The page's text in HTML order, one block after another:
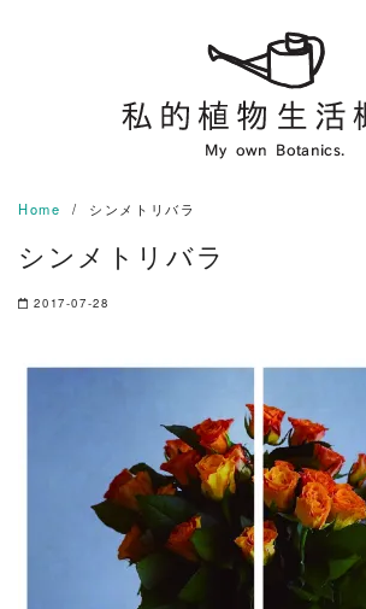
Home シンメトリバラ
シンメトリバラ
2017-07-28